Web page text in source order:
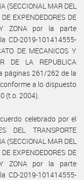
(SECCIONAL MAR DEL
EXPENDEDORES DE
Y ZONA por la parte
CD-2019-101414555-
DE MECANICOS Y
DE LA REPUBLICA
páginas 261/262 de la
a lo dispuesto
(t.o. 2004).
celebrado por el
DEL TRANSPORTE
(SECCIONAL MAR DEL
EXPENDEDORES DE
Y ZONA por la parte
CD-2019-101414555-